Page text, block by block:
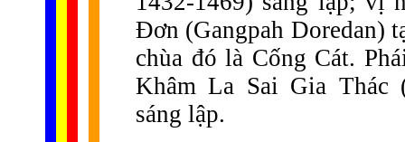
Đơn (Gangpah Doredan)
chùa đó là Cống Cát.
Khâm La Sai Gia Thác
sáng lập.